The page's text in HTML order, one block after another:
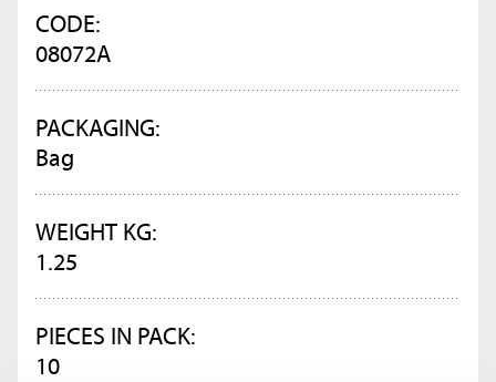
CODE:
08072A
PACKAGING:
Bag
WEIGHT KG:
1.25
PIECES IN PACK:
10